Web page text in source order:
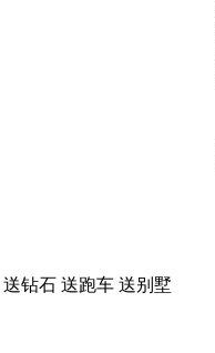
送钻石 送跑车 送别墅